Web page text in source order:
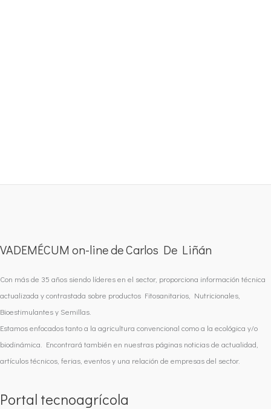
VADEMÉCUM on-line de Carlos De Liñán
Con más de 35 años siendo líderes en el sector, proporciona información técnica
actualizada y contrastada sobre productos Fitosanitarios, Nutricionales,
Bioestimulantes y Semillas.
Estamos enfocados tanto a la agricultura convencional como a la ecológica y/o
biodinámica. Encontrará también en nuestras páginas noticias de actualidad,
artículos técnicos, ferias, eventos y una relación de empresas del sector.
Portal tecnoagrícola